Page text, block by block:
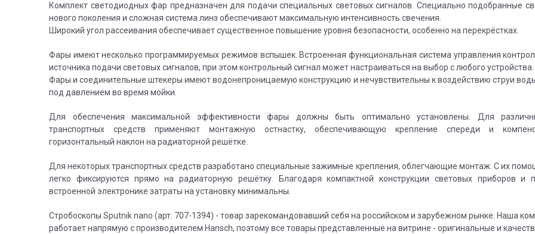
Комплект светодиодных фар предназначен для подачи специальных световых сигналов. Специально подобранные
нового поколения и сложная система линз обеспечивают максимальную интенсивность свечения.
Широкий угол рассеивания обеспечивает существенное повышение уровня безопасности, особенно на перекрёстках.
Фары имеют несколько программируемых режимов вспышек. Встроенная функциональная система управления
источника подачи световых сигналов, при этом контрольный сигнал может настраиваться на выбор с любого устройства.
Фары и соединительные штекеры имеют водонепроницаемую конструкцию и нечувствительны к воздействию струи
под давлением во время мойки.
Для обеспечения максимальной эффективности фары должны быть оптимально установлены. Для
транспортных средств применяют монтажную остнастку, обеспечивающую крепление спереди и
горизонтальный наклон на радиаторной решётке.
Для некоторых транспортных средств разработано специальные зажимные крепления, облегчающие монтаж. С их
легко фиксируются прямо на радиаторную решётку. Благодаря компактной конструкции световых приборов и
встроенной электронике затраты на установку минимальны.
Стробоскопы Sputnik nano (арт. 707-1394) - товар зарекомандовавший себя на российском и зарубежном рынке. Наша
работает напрямую с производителем Hansch, поэтому все товары представленные на витрине - оригинальные и